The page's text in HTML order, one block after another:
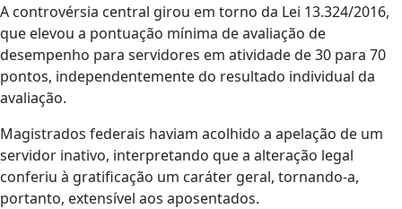
A controvérsia central girou em torno da Lei 13.324/2016,
que elevou a pontuação mínima de avaliação de
desempenho para servidores em atividade de 30 para 70
pontos, independentemente do resultado individual da
avaliação.
Magistrados federais haviam acolhido a apelação de um
servidor inativo, interpretando que a alteração legal
conferiu à gratificação um caráter geral, tornando-a,
portanto, extensível aos aposentados.